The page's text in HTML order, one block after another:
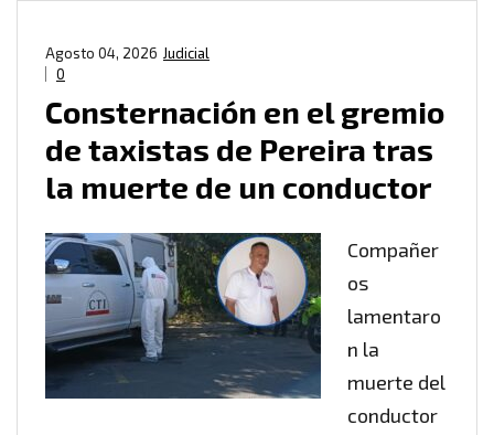
Judicial
Agosto 04, 2026
0
Consternación en el gremio
de taxistas de Pereira tras
la muerte de un conductor
Compañer
os
lamentaro
n la
muerte del
conductor